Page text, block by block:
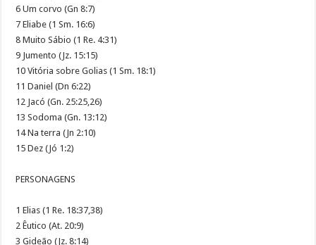
6 Um corvo (Gn 8:7)
7 Eliabe (1 Sm. 16:6)
8 Muito Sábio (1 Re. 4:31)
9 Jumento (Jz. 15:15)
10 Vitória sobre Golias (1 Sm. 18:1)
11 Daniel (Dn 6:22)
12 Jacó (Gn. 25:25,26)
13 Sodoma (Gn. 13:12)
14 Na terra (Jn 2:10)
15 Dez (Jó 1:2)
PERSONAGENS
1 Elias (1 Re. 18:37,38)
2 Êutico (At. 20:9)
3 Gideão (Jz. 8:14)